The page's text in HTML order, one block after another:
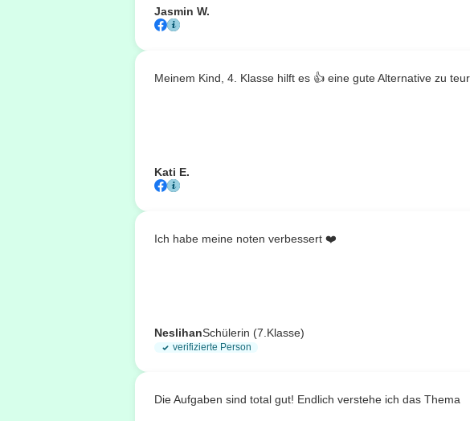
Jasmin W.
Meinem Kind, 4. Klasse hilft es 👍 eine gute Alternative zu
Kati E.
Ich habe meine noten verbessert ❤️
NeslihanSchülerin (7.Klasse)
verifizierte Person
Die Aufgaben sind total gut! Endlich verstehe ich das Thema